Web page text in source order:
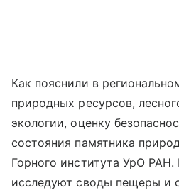
Как пояснили в
природных ресурсов,
экологии, оценку
состояния памятника
Горного института УрО РАН.
исследуют своды пещеры и